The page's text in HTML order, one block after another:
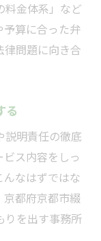
料金体系」など
算に合った弁
問題に向き合
る
説明責任の徹底
ス内容をしっ
なはずではな
都府京都市綴
りを出す事務所